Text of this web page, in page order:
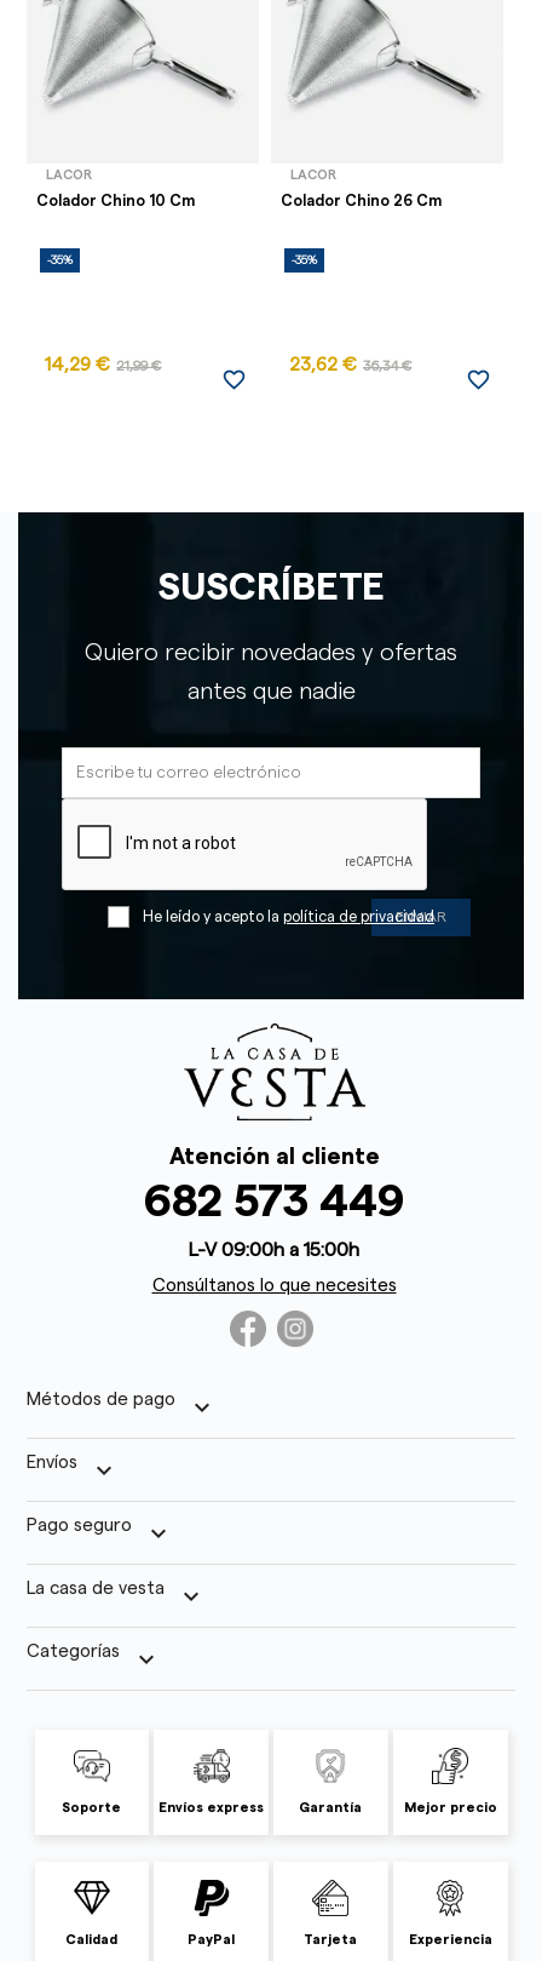
LACOR
Colador Chino 10 Cm
-35%
14,29 € 21,99 €
favorite_border
LACOR
Colador Chino 26 Cm
-35%
23,62 € 36,34 €
favorite_border
SUSCRÍBETE
Quiero recibir novedades y ofertas
antes que nadie
He leído y acepto la política de privacidad
Atención al cliente
682 573 449
L-V 09:00h a 15:00h
Consúltanos lo que necesites
Métodos de pago keyboard_arrow_down
Envíos keyboard_arrow_down
Pago seguro keyboard_arrow_down
La casa de vesta keyboard_arrow_down
Categorías keyboard_arrow_down
Soporte Envíos express Garantía Mejor precio
Calidad PayPal Tarjeta Experiencia